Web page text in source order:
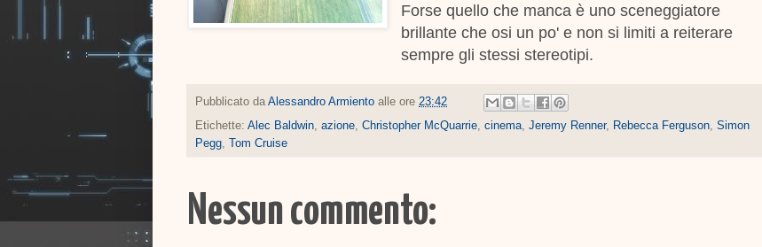
Forse quello che manca è uno sceneggiatore
brillante che osi un po' e non si limiti a reiterare
sempre gli stessi stereotipi.
Pubblicato da Alessandro Armiento alle ore 23:42
Etichette: Alec Baldwin, azione, Christopher McQuarrie, cinema, Jeremy Renner, Rebecca Ferguson, Simon
Pegg, Tom Cruise
Nessun commento: